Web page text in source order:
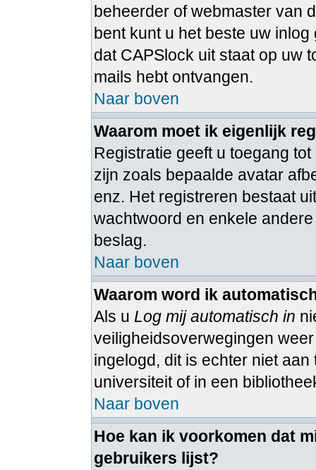
beheerder of webmaster van
bent kunt u het beste uw
dat CAPSlock uit staat op uw
mails hebt ontvangen.
Naar boven
Waarom moet ik eigenlijk
Registratie geeft u toegang
zijn zoals bepaalde avatar
enz. Het registreren bestaat
wachtwoord en enkele
beslag.
Naar boven
Waarom word ik
Als u Log mij automatisch in
veiligheidsoverwegingen
ingelogd, dit is echter niet
universiteit of in een
Naar boven
Hoe kan ik voorkomen dat
gebruikers lijst?